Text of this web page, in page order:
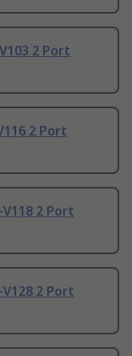
2 Port
2 Port
V118 2 Port
V128 2 Port